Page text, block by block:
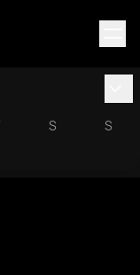
S S